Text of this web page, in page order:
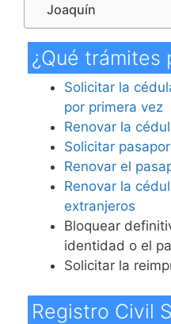
Joaquín
¿Qué trámites
Solicitar la
por primera vez
Renovar la
Solicitar
Renovar el
Renovar la
extranjeros
Bloquear
identidad o el
Solicitar la
Registro Civil